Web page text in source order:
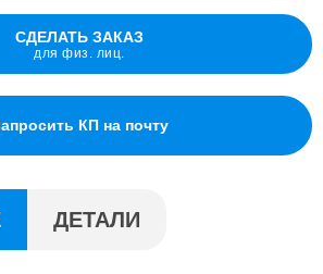
СДЕЛАТЬ ЗАКАЗ
для физ. лиц.
КП на почту
ДЕТАЛИ